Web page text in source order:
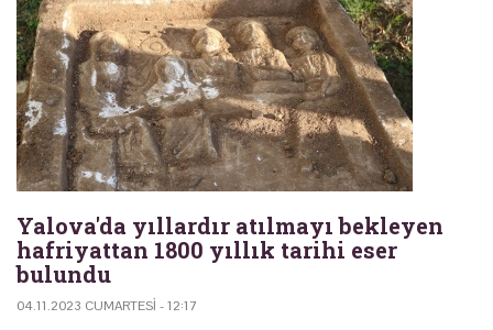
Yalova'da yıllardır atılmayı bekleyen
hafriyattan 1800 yıllık tarihi eser
bulundu
04.11.2023 CUMARTESI - 12:17